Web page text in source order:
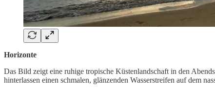
Horizonte
Das Bild zeigt eine ruhige tropische Küstenlandschaft in den
hinterlassen einen schmalen, glänzenden Wasserstreifen auf dem